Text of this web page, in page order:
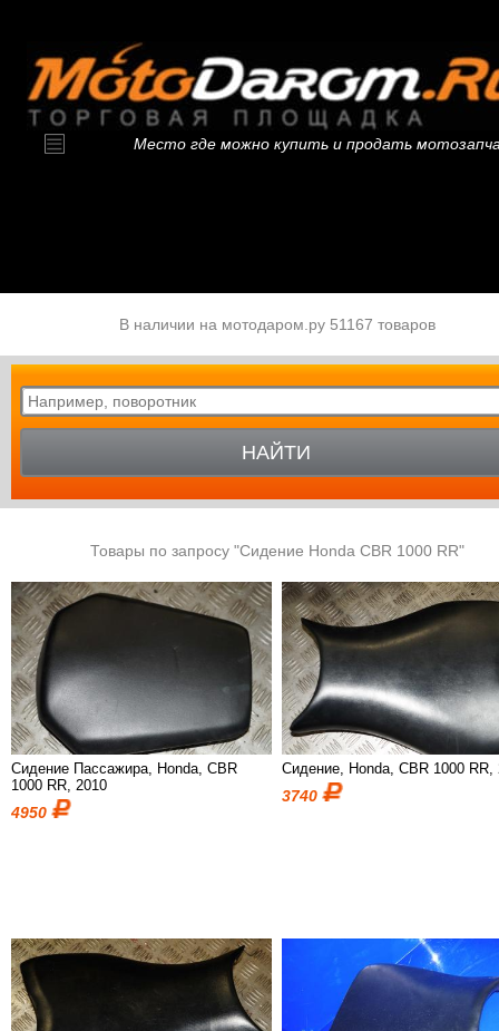
Место где можно купить и продать
В наличии на мотодаром.ру 51167 товаров
НАЙТИ
Товары по запросу "Сидение Honda CBR 1000 RR"
Сидение Пассажира, Honda, CBR
1000 RR, 2010
4950
Сидение, Honda, CBR 1000 RR,
3740